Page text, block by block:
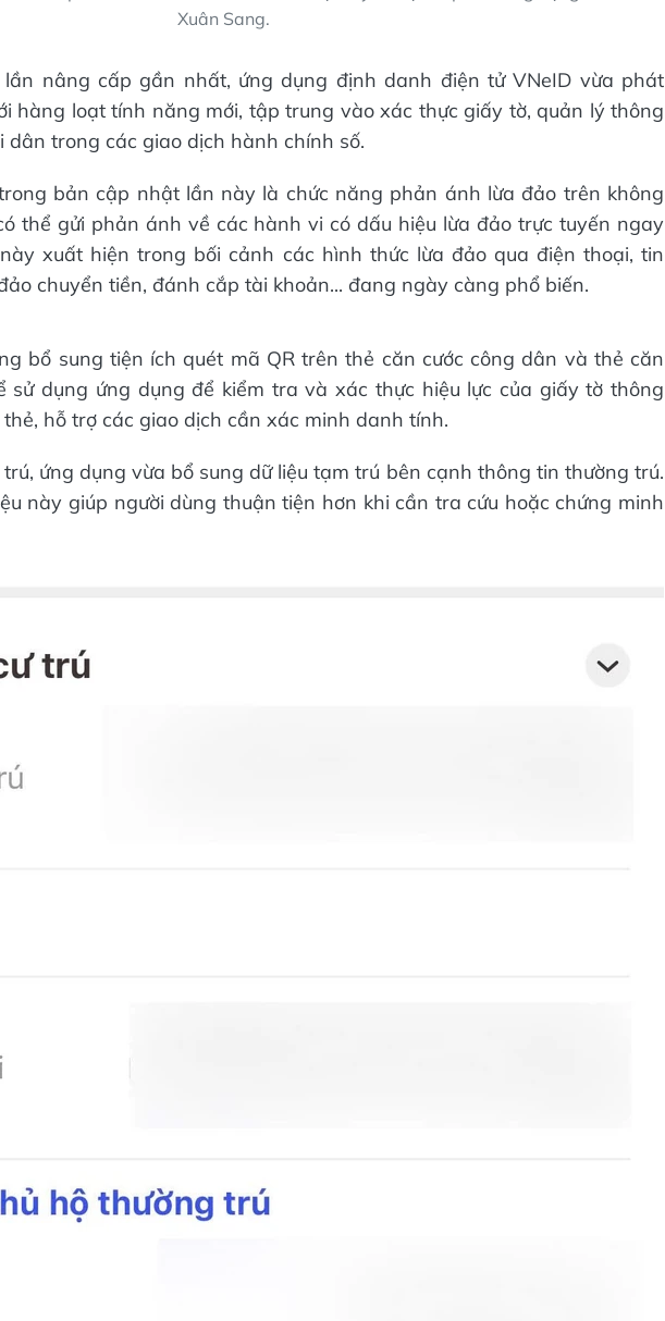
Xuân Sang.
nâng cấp gần nhất, ứng dụng định danh điện tử VNeID vừa phát
hàng loạt tính năng mới, tập trung vào xác thực giấy tờ, quản lý thông
dân trong các giao dịch hành chính số.
bản cập nhật lần này là chức năng phản ánh lừa đảo trên không
thể gửi phản ánh về các hành vi có dấu hiệu lừa đảo trực tuyến ngay
xuất hiện trong bối cảnh các hình thức lừa đảo qua điện thoại, tin
chuyển tiền, đánh cắp tài khoản... đang ngày càng phổ biến.
bổ sung tiện ích quét mã QR trên thẻ căn cước công dân và thẻ căn
sử dụng ứng dụng để kiểm tra và xác thực hiệu lực của giấy tờ thông
hỗ trợ các giao dịch cần xác minh danh tính.
ứng dụng vừa bổ sung dữ liệu tạm trú bên cạnh thông tin thường trú.
này giúp người dùng thuận tiện hơn khi cần tra cứu hoặc chứng minh